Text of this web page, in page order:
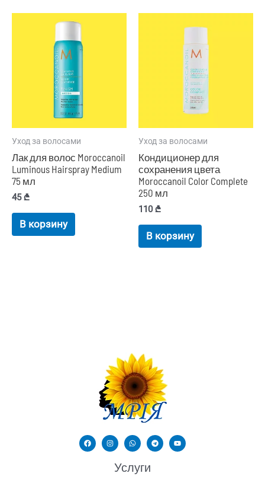
Уход за волосами
Лак для волос Moroccanoil
Luminous Hairspray Medium
75 мл
45₾
В корзину
Уход за волосами
Кондиционер для
сохранения цвета
Moroccanoil Color Complete
250 мл
110₾
В корзину
Услуги